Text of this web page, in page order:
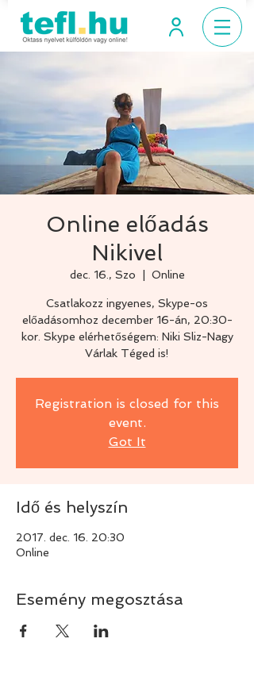
Online előadás
Nikivel
dec. 16., Szo Online
Csatlakozz ingyenes, Skype-os
előadásomhoz december 16-án, 20:30-
kor. Skype elérhetőségem: Niki Sliz-Nagy
Várlak Téged is!
Registration is closed for this
event.
Got It
Idő és helyszín
2017. dec. 16. 20:30
Online
Esemény megosztása